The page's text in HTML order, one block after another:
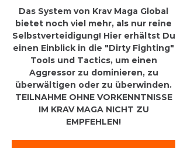
Das System von Krav Maga Global
bietet noch viel mehr, als nur reine
Selbstverteidigung! Hier erhältst Du
einen Einblick in die "Dirty Fighting"
Tools und Tactics, um einen
Aggressor zu dominieren, zu
überwältigen oder zu überwinden.
TEILNAHME OHNE VORKENNTNISSE
IM KRAV MAGA NICHT ZU
EMPFEHLEN!